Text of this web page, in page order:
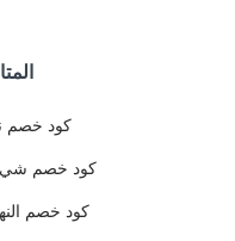
كود خصم
كود خصم شي
كود خصم